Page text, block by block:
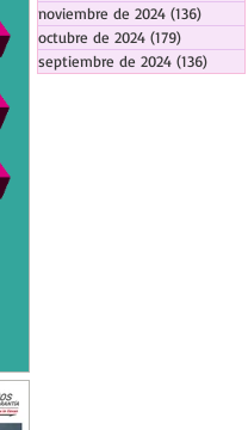
noviembre de 2024 (136)
octubre de 2024 (179)
septiembre de 2024 (136)